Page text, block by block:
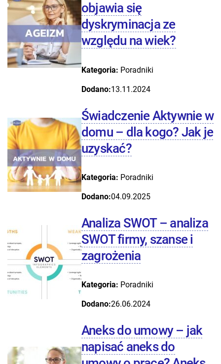
objawia się
dyskryminacja ze
względu na wiek?
Kategoria: Poradniki
Dodano:13.11.2024
Świadczenie Aktywnie w
domu – dla kogo? Jak je
uzyskać?
Kategoria: Poradniki
Dodano:04.09.2025
Analiza SWOT – analiza
SWOT firmy, szanse i
zagrożenia
Kategoria: Poradniki
Dodano:26.06.2024
Aneks do umowy – jak
napisać aneks do